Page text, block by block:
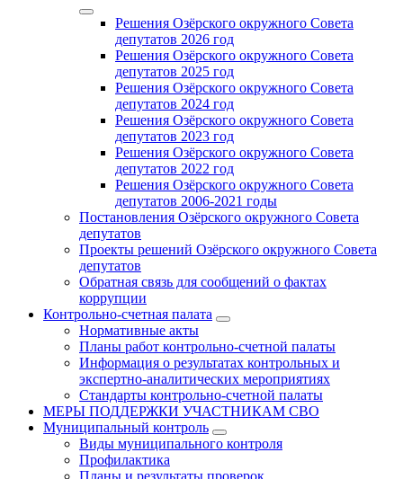
Решения Озёрского окружного Совета
депутатов 2026 год
Решения Озёрского окружного Совета
депутатов 2025 год
Решения Озёрского окружного Совета
депутатов 2024 год
Решения Озёрского окружного Совета
депутатов 2023 год
Решения Озёрского окружного Совета
депутатов 2022 год
Решения Озёрского окружного Совета
депутатов 2006-2021 годы
Постановления Озёрского окружного Совета
депутатов
Проекты решений Озёрского окружного Совета
депутатов
Обратная связь для сообщений о фактах
коррупции
Контрольно-счетная палата
Нормативные акты
Планы работ контрольно-счетной палаты
Информация о результатах контрольных и
экспертно-аналитических мероприятиях
Стандарты контрольно-счетной палаты
МЕРЫ ПОДДЕРЖКИ УЧАСТНИКАМ СВО
Муниципальный контроль
Виды муниципального контроля
Профилактика